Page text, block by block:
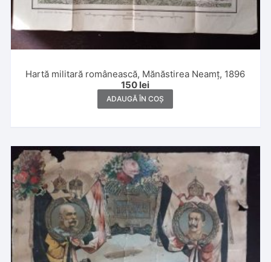
Hartă militară românească, Mănăstirea Neamț, 1896
150 lei
ADAUGĂ ÎN COȘ